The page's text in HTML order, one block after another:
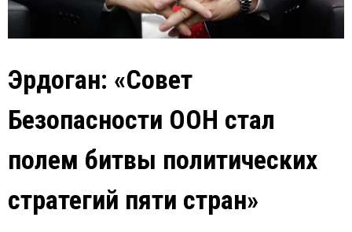
Эрдоган: «Совет
Безопасности ООН стал
полем битвы политических
стратегий пяти стран»